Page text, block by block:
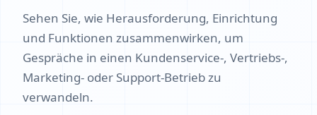
Sehen Sie, wie Herausforderung, Einrichtung
und Funktionen zusammenwirken, um
Gespräche in einen Kundenservice-, Vertriebs-,
Marketing- oder Support-Betrieb zu
verwandeln.